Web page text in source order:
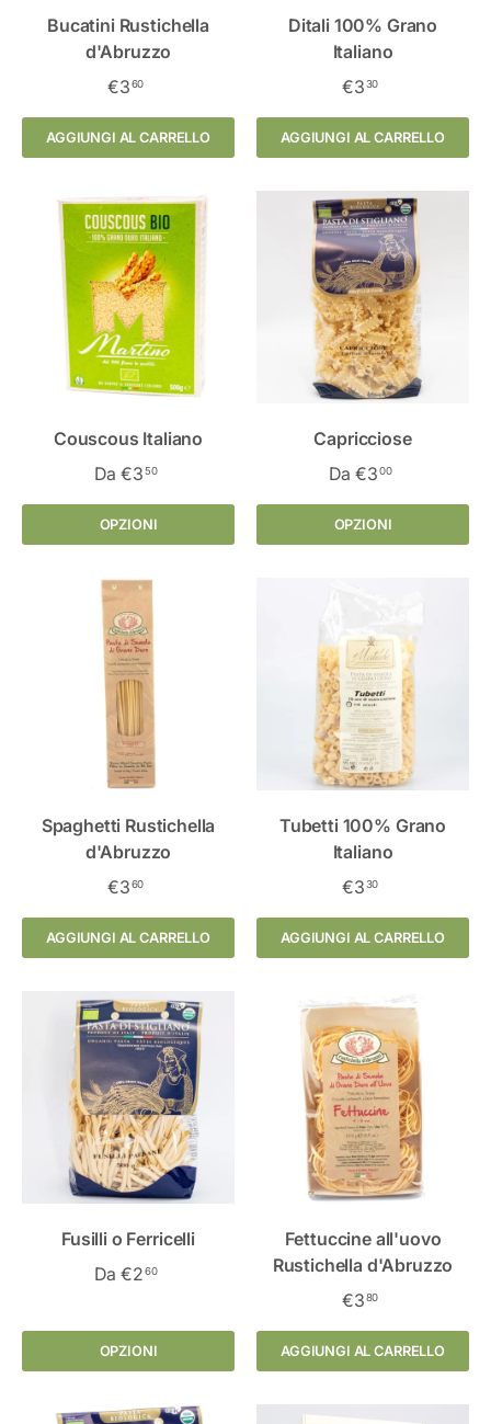
Bucatini Rustichella
d'Abruzzo
€360
AGGIUNGI AL CARRELLO
Ditali 100% Grano
Italiano
€330
AGGIUNGI AL CARRELLO
Couscous Italiano
Da €350
OPZIONI
Capricciose
Da €300
OPZIONI
Spaghetti Rustichella
d'Abruzzo
€360
AGGIUNGI AL CARRELLO
Tubetti 100% Grano
Italiano
€330
AGGIUNGI AL CARRELLO
Fusilli o Ferricelli
Da €260
OPZIONI
Fettuccine all'uovo
Rustichella d'Abruzzo
€380
AGGIUNGI AL CARRELLO